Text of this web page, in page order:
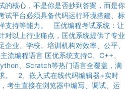
的核心，不是你是否抄到答案，而是你
试平台必须具备代码运行环境搭建、标
支持等能力。 匡优编程考试系统：让
对以上行业痛点，匡优系统提供了专业
业、学校、培训机构对效率、公平、
流编程语言 匡优系统支持C、C++、
、Scratch等热门语言全覆盖，满
。 2、嵌入式在线代码编辑器+实时
考生直接在浏览器中编写、调试、运